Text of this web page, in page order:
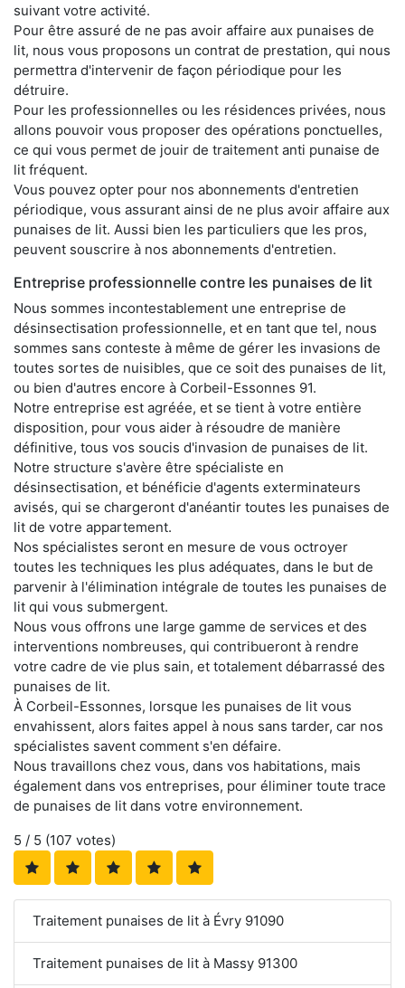
suivant votre activité.
Pour être assuré de ne pas avoir affaire aux punaises de
lit, nous vous proposons un contrat de prestation, qui nous
permettra d'intervenir de façon périodique pour les
détruire.
Pour les professionnelles ou les résidences privées, nous
allons pouvoir vous proposer des opérations ponctuelles,
ce qui vous permet de jouir de traitement anti punaise de
lit fréquent.
Vous pouvez opter pour nos abonnements d'entretien
périodique, vous assurant ainsi de ne plus avoir affaire aux
punaises de lit. Aussi bien les particuliers que les pros,
peuvent souscrire à nos abonnements d'entretien.
Entreprise professionnelle contre les punaises de lit
Nous sommes incontestablement une entreprise de
désinsectisation professionnelle, et en tant que tel, nous
sommes sans conteste à même de gérer les invasions de
toutes sortes de nuisibles, que ce soit des punaises de lit,
ou bien d'autres encore à Corbeil-Essonnes 91.
Notre entreprise est agréée, et se tient à votre entière
disposition, pour vous aider à résoudre de manière
définitive, tous vos soucis d'invasion de punaises de lit.
Notre structure s'avère être spécialiste en
désinsectisation, et bénéficie d'agents exterminateurs
avisés, qui se chargeront d'anéantir toutes les punaises de
lit de votre appartement.
Nos spécialistes seront en mesure de vous octroyer
toutes les techniques les plus adéquates, dans le but de
parvenir à l'élimination intégrale de toutes les punaises de
lit qui vous submergent.
Nous vous offrons une large gamme de services et des
interventions nombreuses, qui contribueront à rendre
votre cadre de vie plus sain, et totalement débarrassé des
punaises de lit.
À Corbeil-Essonnes, lorsque les punaises de lit vous
envahissent, alors faites appel à nous sans tarder, car nos
spécialistes savent comment s'en défaire.
Nous travaillons chez vous, dans vos habitations, mais
également dans vos entreprises, pour éliminer toute trace
de punaises de lit dans votre environnement.
5 / 5 (107 votes)
Traitement punaises de lit à Évry 91090
Traitement punaises de lit à Massy 91300